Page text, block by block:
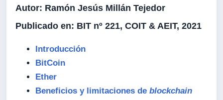
Autor: Ramón Jesús Millán Tejedor
Publicado en: BIT nº 221, COIT & AEIT, 2021
Introducción
BitCoin
Ether
Beneficios y limitaciones deblockchain